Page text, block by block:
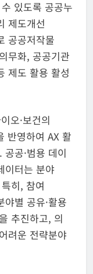
있도록 공공누
제도개선
공공저작물
무화, 공공기관
제도 활용 활성
오·보건의
반영하여 AX 활
공·범용 데이
이터는 분야
히, 참여
별 공유·활용
추진하고, 의
려운 전략분야